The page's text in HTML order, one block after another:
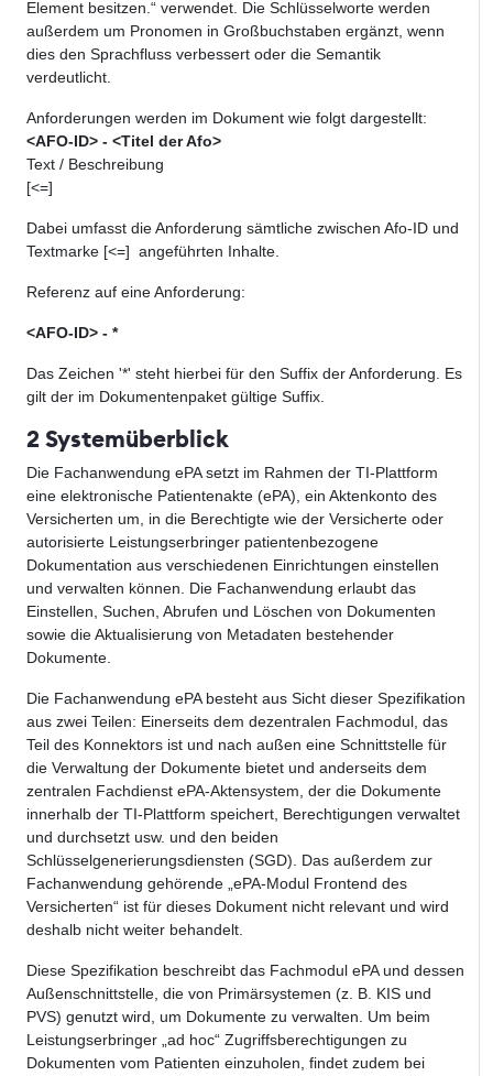
Element besitzen.“ verwendet. Die Schlüsselworte werden
außerdem um Pronomen in Großbuchstaben ergänzt, wenn
dies den Sprachfluss verbessert oder die Semantik
verdeutlicht.
Anforderungen werden im Dokument wie folgt dargestellt:
<AFO-ID> - <Titel der Afo>
Text / Beschreibung
[<=]
Dabei umfasst die Anforderung sämtliche zwischen Afo-ID und
Textmarke [<=] angeführten Inhalte.
Referenz auf eine Anforderung:
<AFO-ID> - *
Das Zeichen '*' steht hierbei für den Suffix der Anforderung. Es
gilt der im Dokumentenpaket gültige Suffix.
2 Systemüberblick
Die Fachanwendung ePA setzt im Rahmen der TI-Plattform
eine elektronische Patientenakte (ePA), ein Aktenkonto des
Versicherten um, in die Berechtigte wie der Versicherte oder
autorisierte Leistungserbringer patientenbezogene
Dokumentation aus verschiedenen Einrichtungen einstellen
und verwalten können. Die Fachanwendung erlaubt das
Einstellen, Suchen, Abrufen und Löschen von Dokumenten
sowie die Aktualisierung von Metadaten bestehender
Dokumente.
Die Fachanwendung ePA besteht aus Sicht dieser Spezifikation
aus zwei Teilen: Einerseits dem dezentralen Fachmodul, das
Teil des Konnektors ist und nach außen eine Schnittstelle für
die Verwaltung der Dokumente bietet und anderseits dem
zentralen Fachdienst ePA-Aktensystem, der die Dokumente
innerhalb der TI-Plattform speichert, Berechtigungen verwaltet
und durchsetzt usw. und den beiden
Schlüsselgenerierungsdiensten (SGD). Das außerdem zur
Fachanwendung gehörende „ePA-Modul Frontend des
Versicherten“ ist für dieses Dokument nicht relevant und wird
deshalb nicht weiter behandelt.
Diese Spezifikation beschreibt das Fachmodul ePA und dessen
Außenschnittstelle, die von Primärsystemen (z. B. KIS und
PVS) genutzt wird, um Dokumente zu verwalten. Um beim
Leistungserbringer „ad hoc“ Zugriffsberechtigungen zu
Dokumenten vom Patienten einzuholen, findet zudem bei